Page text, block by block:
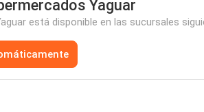
Yaguar
está disponible en las sucursales